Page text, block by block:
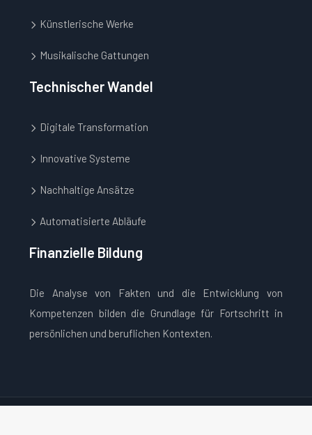
Künstlerische Werke
Musikalische Gattungen
Technischer Wandel
Digitale Transformation
Innovative Systeme
Nachhaltige Ansätze
Automatisierte Abläufe
Finanzielle Bildung
Die Analyse von Fakten und die Entwicklung von
Kompetenzen bilden die Grundlage für Fortschritt in
persönlichen und beruflichen Kontexten.